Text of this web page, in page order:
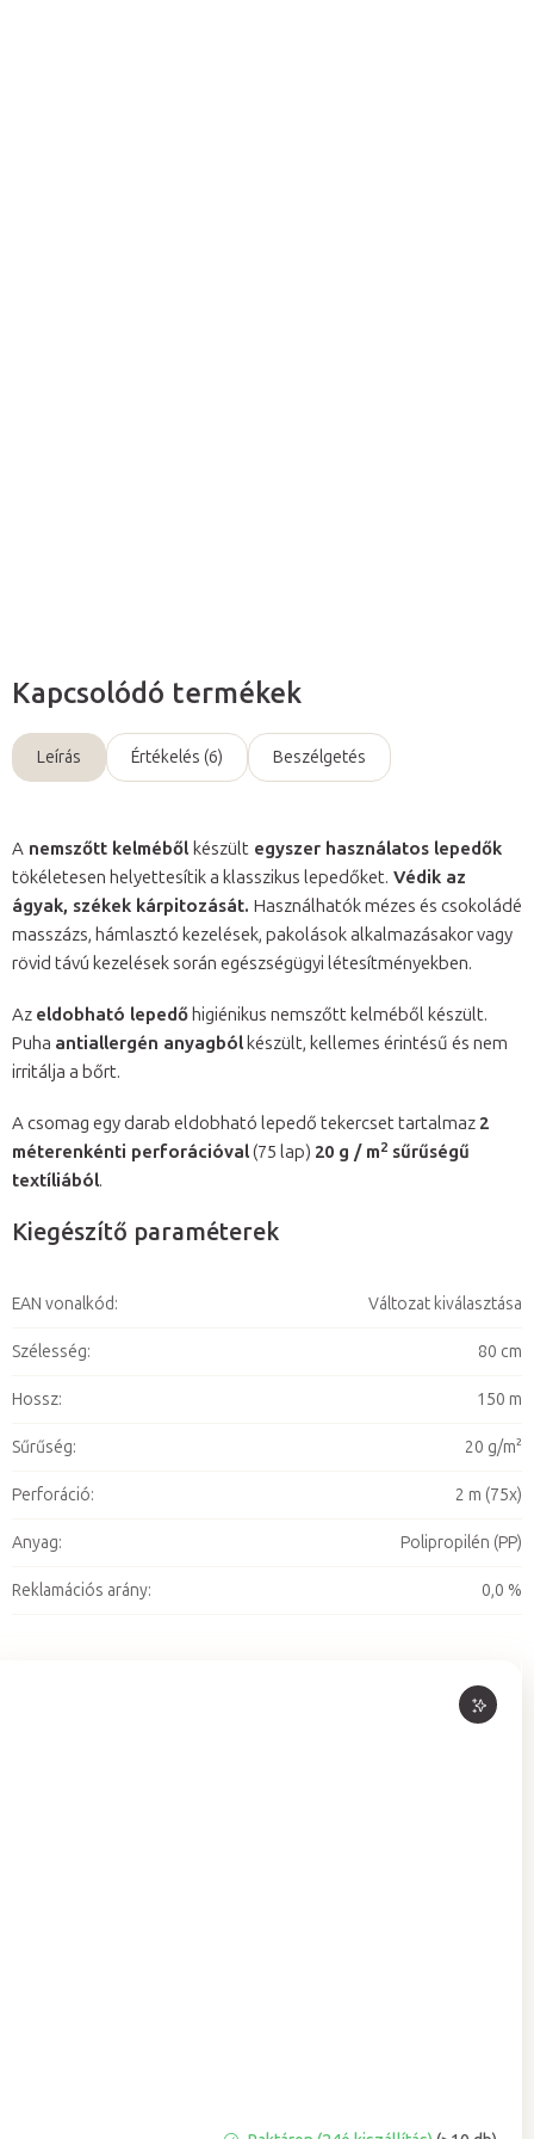
Kapcsolódó termékek
Leírás Értékelés (6) Beszélgetés
A nemszőtt kelméből készült egyszer használatos lepedők
tökéletesen helyettesítik a klasszikus lepedőket. Védik az
ágyak, székek kárpitozását. Használhatók mézes és csokoládé
masszázs, hámlasztó kezelések, pakolások alkalmazásakor vagy
rövid távú kezelések során egészségügyi létesítményekben.
Az eldobható lepedő higiénikus nemszőtt kelméből készült.
Puha antiallergén anyagból készült, kellemes érintésű és nem
irritálja a bőrt.
A csomag egy darab eldobható lepedő tekercset tartalmaz 2
méterenkénti perforációval(75 lap) 20 g / m2 sűrűségű
textíliából.
Kiegészítő paraméterek
EAN vonalkód: Változat kiválasztása
Szélesség: 80 cm
Hossz: 150 m
Sűrűség: 20 g/m²
Perforáció: 2 m (75x)
Anyag: Polipropilén (PP)
Reklamációs arány: 0,0 %